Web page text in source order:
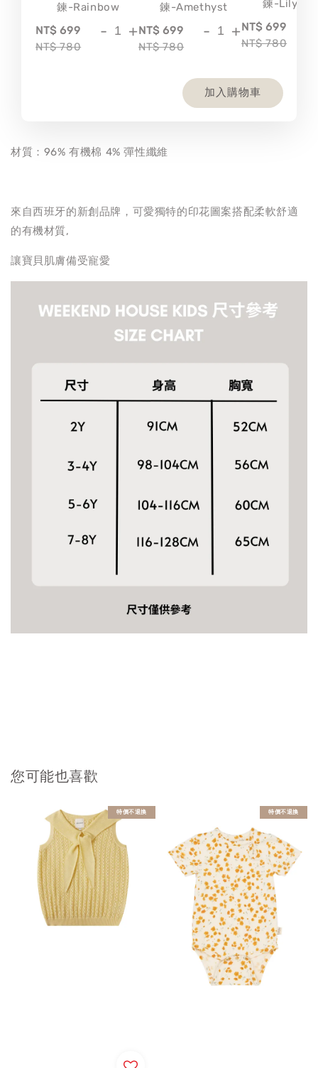
鍊-Rainbow
NT$ 699
NT$ 780
- +
鍊-Amethyst
NT$ 699
NT$ 780
- +
鍊-Lily
NT$ 699
NT$ 780
加入購物車
材質：96% 有機棉 4% 彈性纖維
來自西班牙的新創品牌，可愛獨特的印花圖案搭配柔軟舒適
的有機材質,
讓寶貝肌膚備受寵愛
您可能也喜歡
特價不退換 特價不退換